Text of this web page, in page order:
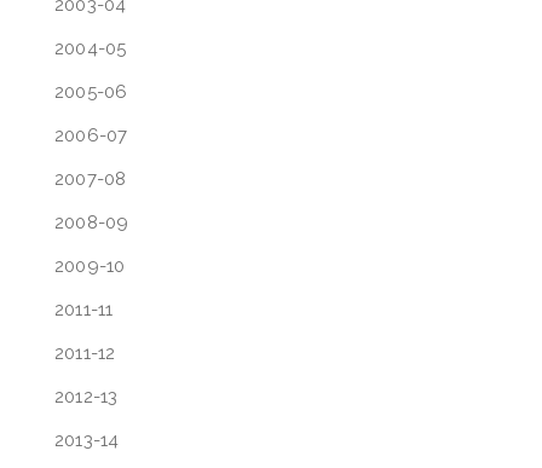
2003-04
2004-05
2005-06
2006-07
2007-08
2008-09
2009-10
2011-11
2011-12
2012-13
2013-14